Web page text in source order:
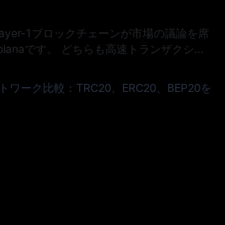
1ブロックチェーンが市場の議論を席
です。 どちらも高速トランザクショ
システムを謳っていますが、その基盤
異なります。 このSUI vs Solana比較記
チャ、実際のパフォーマンス、エコシ
を詳しく解説し、あなたの目標に本当